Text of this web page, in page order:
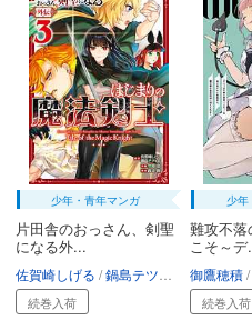
少年・青年マンガ
片田舎のおっさん、剣聖
になる外...
佐賀崎しげる 鍋島テツヒロ 空路恵
続巻入荷
少年
難攻不落
こそ～デ
御鷹穂積
続巻入荷